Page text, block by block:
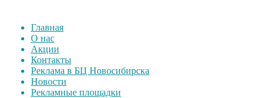
Главная
О нас
Акции
Контакты
Реклама в БЦ Новосибирска
Новости
Рекламные площадки